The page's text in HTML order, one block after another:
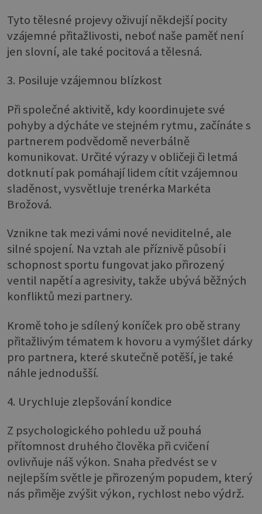
Tyto tělesné projevy oživují někdejší pocity
vzájemné přitažlivosti, neboť naše paměť není
jen slovní, ale také pocitová a tělesná.
3. Posiluje vzájemnou blízkost
Při společné aktivitě, kdy koordinujete své
pohyby a dýcháte ve stejném rytmu, začínáte s
partnerem podvědomě neverbálně
komunikovat. Určité výrazy v obličeji či letmá
dotknutí pak pomáhají lidem cítit vzájemnou
sladěnost, vysvětluje trenérka Markéta
Brožová.
Vznikne tak mezi vámi nové neviditelné, ale
silné spojení. Na vztah ale příznivě působí i
schopnost sportu fungovat jako přirozený
ventil napětí a agresivity, takže ubývá běžných
konfliktů mezi partnery.
Kromě toho je sdílený koníček pro obě strany
přitažlivým tématem k hovoru a vymýšlet dárky
pro partnera, které skutečně potěší, je také
náhle jednodušší.
4. Urychluje zlepšování kondice
Z psychologického pohledu už pouhá
přítomnost druhého člověka při cvičení
ovlivňuje náš výkon. Snaha předvést se v
nejlepším světle je přirozeným popudem, který
nás přiměje zvýšit výkon, rychlost nebo výdrž.